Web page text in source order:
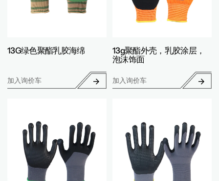
13G绿色聚酯乳胶海绵
加入询价车
13g聚酯外壳，乳胶涂层，
泡沫饰面
加入询价车